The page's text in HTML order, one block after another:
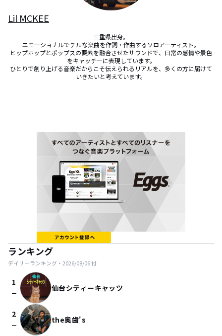
Lil MCKEE
三重県出身。
エモーショナルでチルな楽曲を作詞・作曲するソロアーティスト。
ヒップホップとポップスの要素を融合させたサウンドで、日常の感情や景色
をキャッチーに表現しています。
ひとりで創り上げる音楽だからこそ伝えられるリアルを、多くの方に届けて
いきたいと考えています。
ランキング
デイリーランキング・ 2026/08/06付
1
check_indeterminate_small 仙台シティーキャッツ
2
check_indeterminate_small the奥歯's